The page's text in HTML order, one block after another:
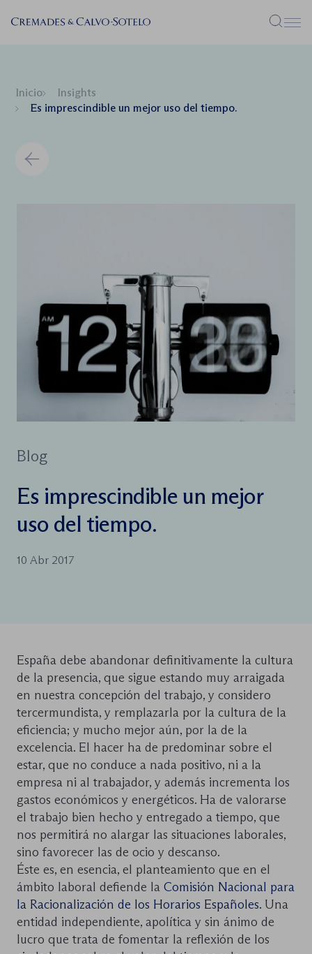
Menú
Inicio
Insights
Es imprescindible un mejor uso del tiempo.
Blog
Es imprescindible un mejor
uso del tiempo.
10 Abr 2017
España debe abandonar definitivamente la cultura
de la presencia, que sigue estando muy arraigada
en nuestra concepción del trabajo, y considero
tercermundista, y remplazarla por la cultura de la
eficiencia; y mucho mejor aún, por la de la
excelencia. El hacer ha de predominar sobre el
estar, que no conduce a nada positivo, ni a la
empresa ni al trabajador, y además incrementa los
gastos económicos y energéticos. Ha de valorarse
el trabajo bien hecho y entregado a tiempo, que
nos permitirá no alargar las situaciones laborales,
sino favorecer las de ocio y descanso.
Éste es, en esencia, el planteamiento que en el
ámbito laboral defiende la Comisión Nacional para
la Racionalización de los Horarios Españoles. Una
entidad independiente, apolítica y sin ánimo de
lucro que trata de fomentar la reflexión de los